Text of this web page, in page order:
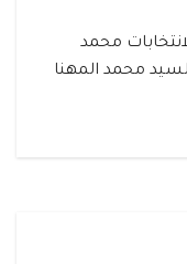
محمد
محمد المهنا